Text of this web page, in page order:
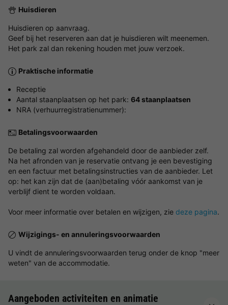
Huisdieren
Huisdieren op aanvraag.
Geef bij het reserveren aan dat je huisdieren wilt meenemen.
Het park zal dan rekening houden met jouw verzoek.
Praktische informatie
Receptie
Aantal staanplaatsen op het park: 64 staanplaatsen
NRA (verhuurregistratienummer):
Betalingsvoorwaarden
De betaling zal worden afgehandeld door de aanbieder zelf.
Na het afronden van je reservatie ontvang je een bevestiging
en een factuur met betalingsinstructies van de aanbieder. Let
op: het kan zijn dat de (aan)betaling vóór aankomst van je
verblijf dient te worden voldaan.
Voor meer informatie over betalen en wijzigen, zie deze pagina.
Wijzigings- en annuleringsvoorwaarden
U vindt de annuleringsvoorwaarden terug onder de knop "meer
weten" van de accommodatie.
Aangeboden activiteiten en animatie